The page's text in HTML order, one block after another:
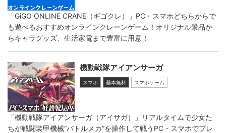
「GiGO ONLINE CRANE（ギゴクレ）」PC・スマホどちらからで
も遊べるおすすめオンラインクレーンゲーム！オリジナル景品か
らキャラグッズ、生活家電まで豊富に用意！
機動戦隊アイアンサーガ
スマホ 基本無料 スマホゲーム
「機動戦隊アイアンサーガ（アイサガ）」リアルタイムで少女た
ちが戦闘装甲機械“バトルメカ”を操作して戦うPC・スマホでプレ